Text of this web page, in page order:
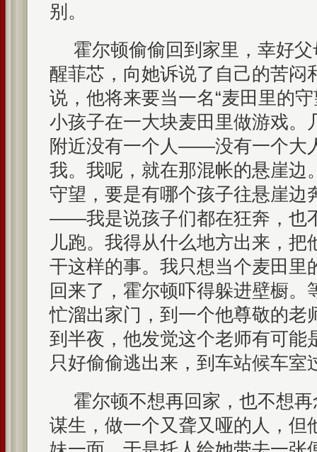
别。
霍尔顿偷偷回到家里，幸好
醒菲芯，向她诉说了自己的苦闷
说，他将来要当一名“麦田里的
小孩子在一大块麦田里做游戏。
附近没有一个人——没有一个
我。我呢，就在那混帐的悬崖边
守望，要是有哪个孩子往悬崖边
——我是说孩子们都在狂奔，也
儿跑。我得从什么地方出来，把
干这样的事。我只想当个麦田里
回来了，霍尔顿吓得躲进壁橱。
忙溜出家门，到一个他尊敬的老
到半夜，他发觉这个老师有可能
只好偷偷逃出来，到车站候车室
霍尔顿不想再回家，也不想
谋生，做一个又聋又哑的人，但